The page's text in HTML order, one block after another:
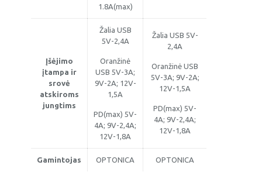
1.8A(max)
Įšėjimo
įtampa ir
srovė
atskiroms
jungtims
Žalia USB
5V-2,4A
Oranžinė
USB 5V-3A;
9V-2A; 12V-
1,5A
PD(max) 5V-
4A; 9V-2,4A;
12V-1,8A
Žalia USB 5V-
2,4A
Oranžinė USB
5V-3A; 9V-2A;
12V-1,5A
PD(max) 5V-
4A; 9V-2,4A;
12V-1,8A
Gamintojas OPTONICA OPTONICA